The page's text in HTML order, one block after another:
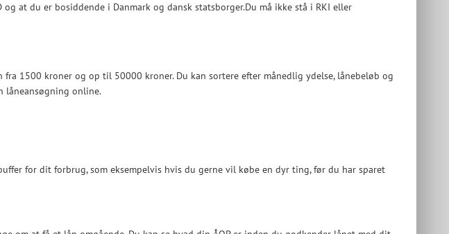
at du er bosiddende i Danmark og dansk statsborger.Du må ikke stå i RKI eller
1500 kroner og op til 50000 kroner. Du kan sortere efter månedlig ydelse, lånebeløb og
låneansøgning online.
for dit forbrug, som eksempelvis hvis du gerne vil købe en dyr ting, før du har sparet